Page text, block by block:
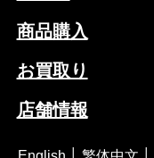
商品購入
お買取り
店舗情報